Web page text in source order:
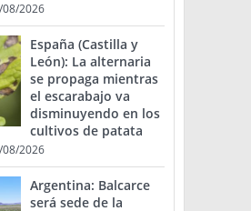
2026
España (Castilla y
León): La alternaria
se propaga mientras
el escarabajo va
disminuyendo en los
cultivos de patata
2026
Argentina: Balcarce
será sede de la